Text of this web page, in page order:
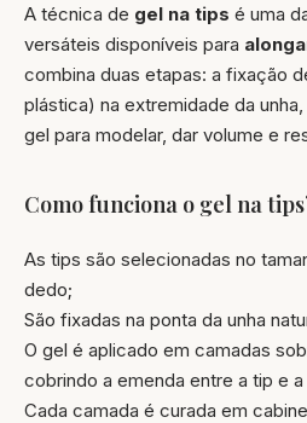
A técnica de gel na tips é uma
versáteis disponíveis para
combina duas etapas: a fixação
plástica) na extremidade da
gel para modelar, dar volume e
Como funciona o gel na
As tips são selecionadas no
dedo;
São fixadas na ponta da unha
O gel é aplicado em camadas
cobrindo a emenda entre a tip e a
Cada camada é curada em